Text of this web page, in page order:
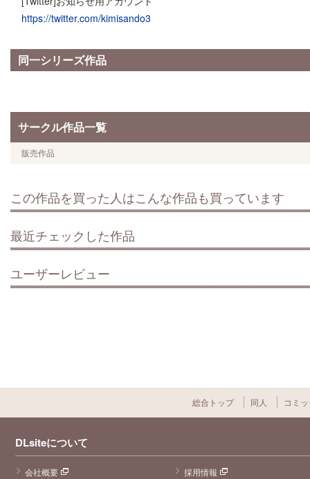
https://twitter.com/kimisando3
同一シリーズ作品
サークル作品一覧
販売作品
この作品を買った人はこんな作品も買っています
最近チェックした作品
ユーザーレビュー
総合トップ 同人 コミ
DLsiteについて
会社概要
採用情報